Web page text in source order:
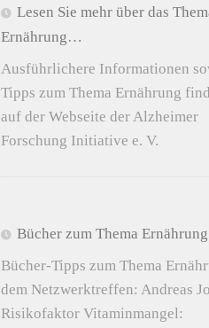
Lesen Sie mehr über das
Ernährung…
Ausführlichere Informationen
Tipps zum Thema Ernährung
auf der Webseite der Alzheimer
Forschung Initiative e. V.
Bücher zum Thema Ernährung
Bücher-Tipps zum Thema
dem Netzwerktreffen: Andreas
Risikofaktor Vitaminmangel: